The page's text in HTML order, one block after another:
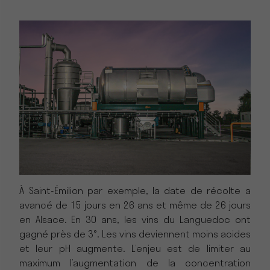
À Saint-Émilion par exemple, la date de récolte a
avancé de 15 jours en 26 ans et même de 26 jours
en Alsace. En 30 ans, les vins du Languedoc ont
gagné près de 3°. Les vins deviennent moins acides
et leur pH augmente. L’enjeu est de limiter au
maximum l’augmentation de la concentration